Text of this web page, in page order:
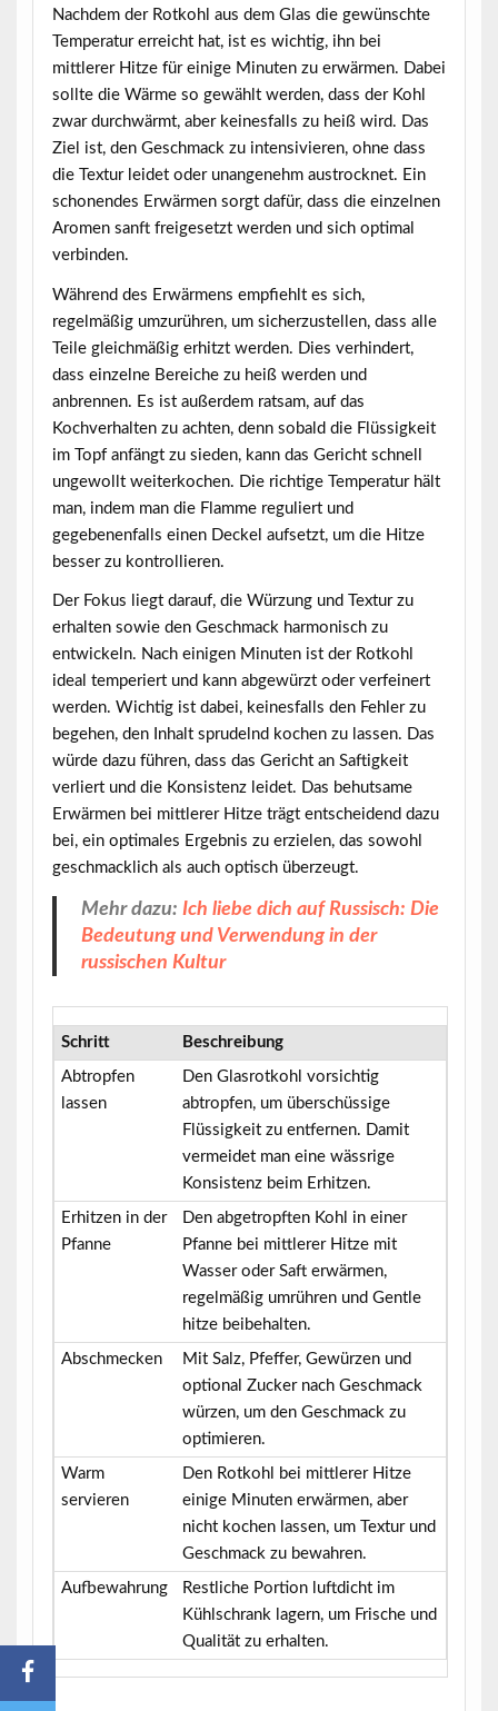
Nachdem der Rotkohl aus dem Glas die gewünschte
Temperatur erreicht hat, ist es wichtig, ihn bei
mittlerer Hitzefür einige Minuten zu erwärmen. Dabei
sollte die Wärme so gewählt werden, dass der Kohl
zwar durchwärmt, aber keinesfalls zu heiß wird. Das
Ziel ist, den Geschmack zu intensivieren, ohne dass
die Textur leidet oder unangenehm austrocknet. Ein
schonendes Erwärmen sorgt dafür, dass die einzelnen
Aromen sanft freigesetzt werden und sich optimal
verbinden.
Während des Erwärmens empfiehlt es sich,
regelmäßig umzurühren, um sicherzustellen, dass alle
Teile gleichmäßig erhitzt werden. Dies verhindert,
dass einzelne Bereiche zu heiß werden und
anbrennen. Es ist außerdem ratsam, auf das
Kochverhalten zu achten, denn sobald die Flüssigkeit
im Topf anfängt zu sieden, kann das Gericht schnell
ungewollt weiterkochen. Die richtige Temperatur hält
man, indem man die Flamme reguliert und
gegebenenfalls einen Deckel aufsetzt, um die Hitze
besser zu kontrollieren.
Der Fokus liegt darauf, die Würzung und Textur zu
erhalten sowie den Geschmack harmonisch zu
entwickeln. Nach einigen Minuten ist der Rotkohl
ideal temperiert und kann abgewürzt oder verfeinert
werden. Wichtig ist dabei, keinesfalls den Fehler zu
begehen, den Inhalt sprudelnd kochen zu lassen. Das
würde dazu führen, dass das Gericht an Saftigkeit
verliert und die Konsistenz leidet. Das behutsame
Erwärmen bei mittlerer Hitze trägt entscheidend dazu
bei, ein optimales Ergebnis zu erzielen, das sowohl
geschmacklich als auch optisch überzeugt.
Mehr dazu:Ich liebe dich auf Russisch: Die
Bedeutung und Verwendung in der
russischen Kultur
Schritt Beschreibung
Abtropfen
lassen
Den Glasrotkohl vorsichtig
abtropfen, um überschüssige
Flüssigkeit zu entfernen. Damit
vermeidet man eine wässrige
Konsistenz beim Erhitzen.
Erhitzen in der
Pfanne
Den abgetropften Kohl in einer
Pfanne bei mittlerer Hitze mit
Wasser oder Saft erwärmen,
regelmäßig umrühren und Gentle
hitze beibehalten.
Abschmecken
Mit Salz, Pfeffer, Gewürzen und
optional Zucker nach Geschmack
würzen, um den Geschmack zu
optimieren.
Warm
servieren
Den Rotkohl bei mittlerer Hitze
einige Minuten erwärmen, aber
nicht kochen lassen, um Textur und
Geschmack zu bewahren.
Aufbewahrung
Restliche Portion luftdicht im
Kühlschrank lagern, um Frische und
Qualität zu erhalten.